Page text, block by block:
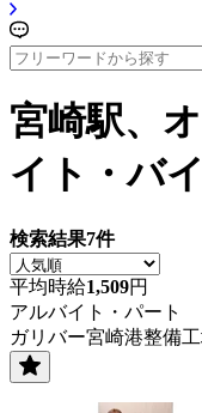
宮崎駅、
イト・バ
検索結果7件
平均時給1,509円
アルバイト・パート
ガリバー宮崎港整備